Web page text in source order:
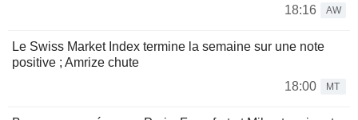
18:16
AW
Le Swiss Market Index termine la semaine sur une note
positive ; Amrize chute
18:00
MT